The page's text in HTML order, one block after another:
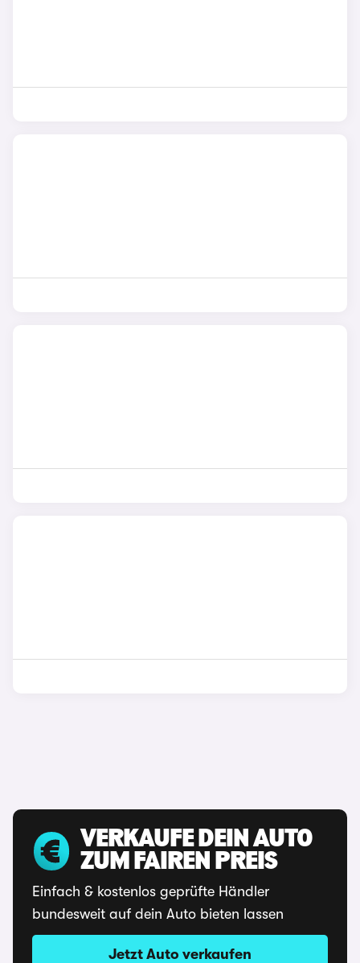
VERKAUFE DEIN AUTO
ZUM FAIREN PREIS
Einfach & kostenlos geprüfte Händler
bundesweit auf dein Auto bieten lassen
Jetzt Auto verkaufen